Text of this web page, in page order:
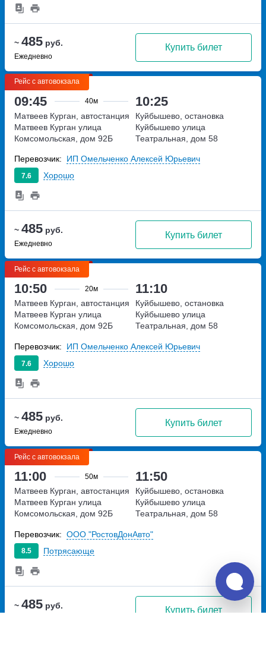
~ 485 руб.
Ежедневно
Купить билет
Рейс с автовокзала
09:45 40м 10:25
~ 485 руб.
Ежедневно
Купить билет
Матвеев Курган, автостанция
Матвеев Курган улица
Комсомольская, дом 92Б
Куйбышево, остановка
Куйбышево улица
Театральная, дом 58
7.6 Хорошо
Перевозчик: ИП Омельченко Алексей Юрьевич
Рейс с автовокзала
10:50 20м 11:10
~ 485 руб.
Ежедневно
Купить билет
Матвеев Курган, автостанция
Матвеев Курган улица
Комсомольская, дом 92Б
Куйбышево, остановка
Куйбышево улица
Театральная, дом 58
7.6 Хорошо
Перевозчик: ИП Омельченко Алексей Юрьевич
Рейс с автовокзала
11:00 50м 11:50
~ 485 руб. Купить билет
Матвеев Курган, автостанция
Матвеев Курган улица
Комсомольская, дом 92Б
Куйбышево, остановка
Куйбышево улица
Театральная, дом 58
8.5 Потрясающе
Перевозчик: ООО "РостовДонАвто"